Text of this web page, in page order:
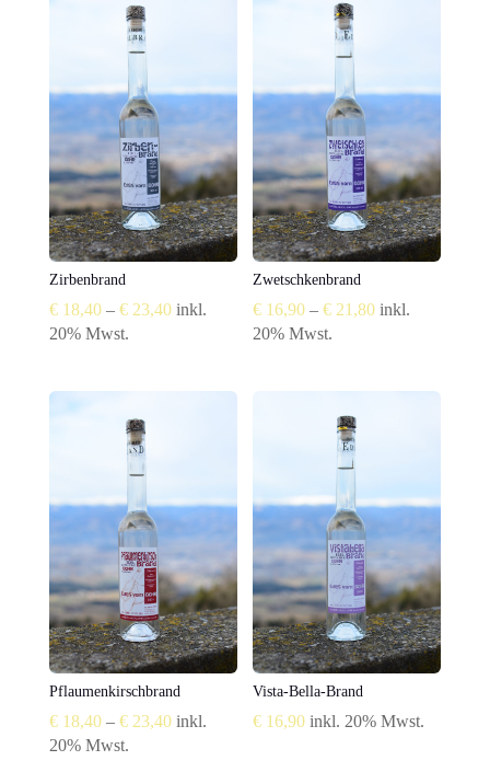
Zirbenbrand
€18,40 – €23,40Preisspanne:
inkl.
20% Mwst.
Zwetschkenbrand
€ 16,90 –€ 21,80Preisspanne:
inkl.
20% Mwst.
Pflaumenkirschbrand
€18,40 – €23,40Preisspanne:
inkl.
20% Mwst.
Vista-Bella-Brand
€ 16,90 inkl. 20% Mwst.